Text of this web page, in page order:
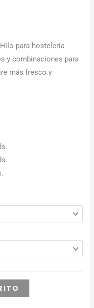
para hostelería
y combinaciones para
más fresco y